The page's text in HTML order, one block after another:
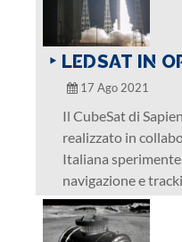
‣ LEDSAT IN
17 Ago 2021
Il CubeSat di
realizzato in
Italiana
navigazione e